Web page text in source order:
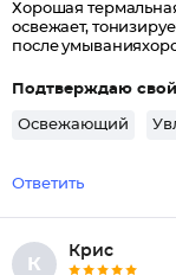
Хорошая
освежает,
после
Подтверждаю
Освежающий
Ответить
К
Крис